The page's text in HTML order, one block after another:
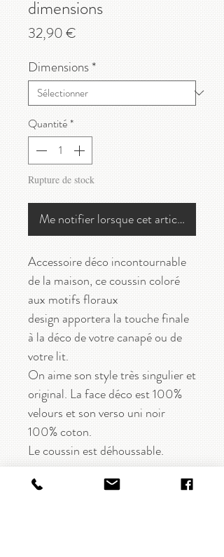
dimensions
32,90 €
Dimensions*
Quantité*
Rupture de stock
Me notifier lorsque cet article est
Accessoire déco incontournable
de la maison, ce coussin coloré
aux motifs floraux
design apportera la touche finale
à la déco de votre canapé ou de
votre lit.
On aime son style très singulier et
original. La face déco est 100%
velours et son verso uni noir
100% coton.
Le coussin est déhoussable.
CARACTÉRISTIQUES